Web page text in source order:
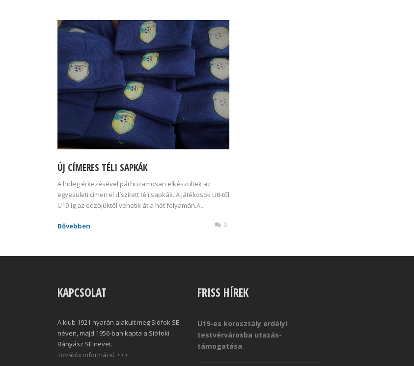
ÚJ CÍMERES TÉLI SAPKÁK
A hideg érkezésével párhuzamosan elkészültek az
egyesületi címerrel díszített téli sapkák. A játékosok U8-től
U19-ig az edzőjüktől vehetik át a hét folyamán.A...
Bővebben 0
KAPCSOLAT
A klub 1921 nyarán alakult meg Siófok SE
néven, majd 1956-ban kapta a Siófoki
Bányász SE nevet.
További információ >>>
FRISS HÍREK
U19-es korosztály erdélyi
testvérvárosba utazás-
támogatása